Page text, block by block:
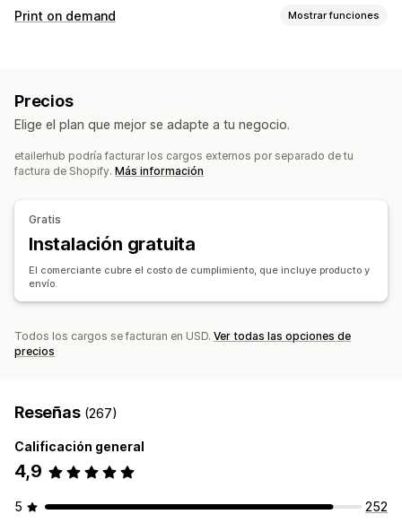
Productos que puedes adquirir
Productos deportivos
Negocio y oficina
Sucursales de abastecimiento
Print on demand Mostrar funciones
Personalización
Bolsos
Mantas Vestimenta Bordado Sombreros
Opciones de envío
Envío masivo
Envío personalizado Preparación general
Múltiples envíos
Precios
Elige el plan que mejor se adapte a tu negocio.
etailerhub podría facturar los cargos externos por separado de tu
factura de Shopify. Más información
Gratis
Instalación gratuita
El comerciante cubre el costo de cumplimiento, que incluye producto y
envío.
Todos los cargos se facturan en USD. Ver todas las opciones de
precios
Reseñas (267)
Calificación general
4,9
5
252